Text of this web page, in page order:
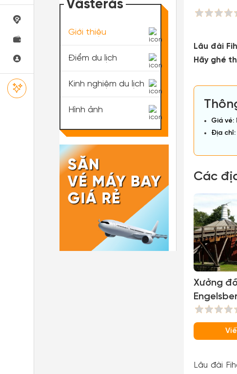
Lâu đài
Hãy ghé
Giá vé:
Địa chỉ:
Các
Xưởng
Lâu đài
Västerås
Giới thiệu
Điểm du lịch
Kinh nghiệm du lịch
Hình ảnh